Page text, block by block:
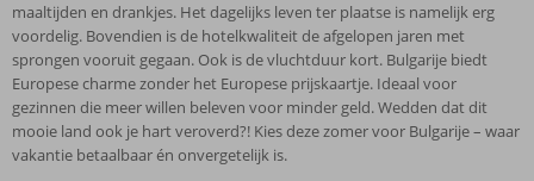
die
willen
stappen
of
rustzoekers
die
gezellige
eettentjes
waar
je
voor
een
euro
je
rekenen
op
25
tot
30
graden
waard
om
een
dagje
uit
te
trekken
ontdekken
en
ondernemen.
Zo
lijkt
het
je
deze
handige
website
kun
je
ook
maaltijden en drankjes. Het dagelijks leven ter plaatse is namelijk erg
voordelig. Bovendien is de hotelkwaliteit de afgelopen jaren met
sprongen vooruit gegaan. Ook is de vluchtduur kort. Bulgarije biedt
Europese charme zonder het Europese prijskaartje. Ideaal voor
gezinnen die meer willen beleven voor minder geld. Wedden dat dit
mooie land ook je hart veroverd?! Kies deze zomer voor Bulgarije – waar
vakantie betaalbaar én onvergetelijk is.